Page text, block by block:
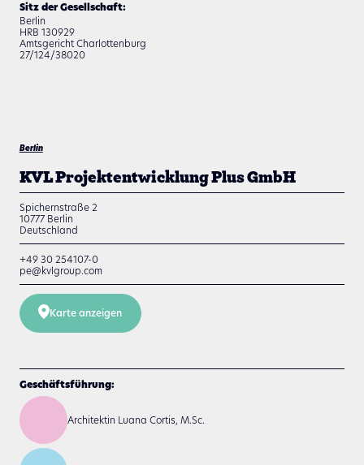
Sitz der Gesellschaft:
Berlin
HRB 130929
Amtsgericht Charlottenburg
27/124/38020
Berlin
KVL Projektentwicklung Plus GmbH
Spichernstraße 2
10777 Berlin
Deutschland
+49 30 254107-0
pe@kvlgroup.com
Karte anzeigen
Geschäftsführung:
Architektin Luana Cortis, M.Sc.